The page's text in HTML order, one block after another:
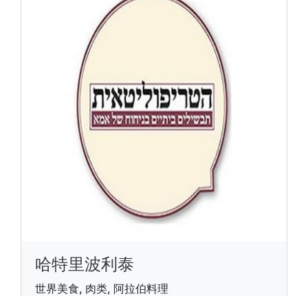
哈特里波利泰
世界美食, 肉类, 阿拉伯料理